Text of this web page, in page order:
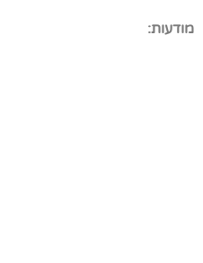
מודעות: